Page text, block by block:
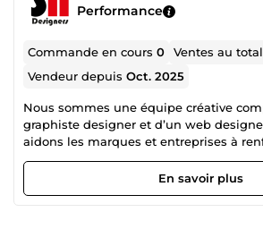
Performance
Commande en cours0 Ventes au
Vendeur depuisOct. 2025
Nous sommes une équipe créative
graphiste designer et d’un web
aidons les marques et entreprises à
travers un design moderne, cohérent
site web, identité visuelle ou supports
donnons vie à vos idées avec
En savoir plus